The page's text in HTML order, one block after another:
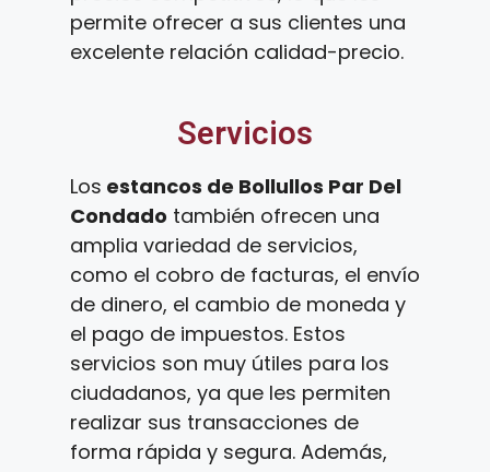
permite ofrecer a sus clientes una
excelente relación calidad-precio.
Servicios
Los estancos de Bollullos Par Del
Condado también ofrecen una
amplia variedad de servicios,
como el cobro de facturas, el envío
de dinero, el cambio de moneda y
el pago de impuestos. Estos
servicios son muy útiles para los
ciudadanos, ya que les permiten
realizar sus transacciones de
forma rápida y segura. Además,